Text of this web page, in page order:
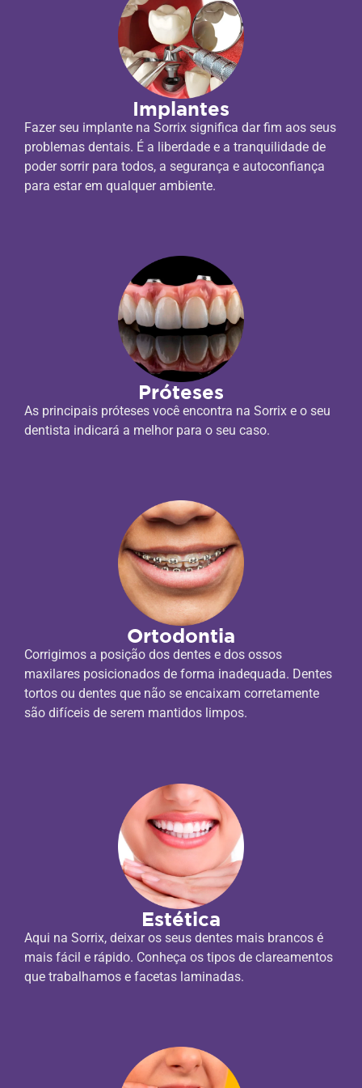
Implantes
Fazer seu implante na Sorrix significa dar fim aos seus
problemas dentais. É a liberdade e a tranquilidade de
poder sorrir para todos, a segurança e autoconfiança
para estar em qualquer ambiente.
Próteses
As principais próteses você encontra na Sorrix e o seu
dentista indicará a melhor para o seu caso.
Ortodontia
Corrigimos a posição dos dentes e dos ossos
maxilares posicionados de forma inadequada. Dentes
tortos ou dentes que não se encaixam corretamente
são difíceis de serem mantidos limpos.
Estética
Aqui na Sorrix, deixar os seus dentes mais brancos é
mais fácil e rápido. Conheça os tipos de clareamentos
que trabalhamos e facetas laminadas.